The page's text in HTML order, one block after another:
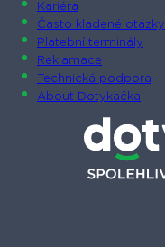
Kariéra
Často kladené otázky
Platební terminály
Reklamace
Technická podpora
About Dotykačka